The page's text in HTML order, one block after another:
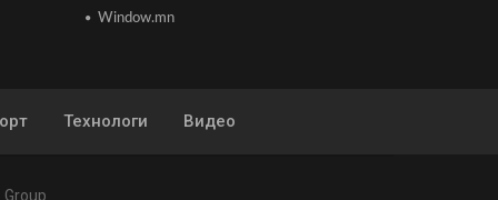
Major-2026 тэмцээнийг
ТЦА: Согтуугаар автомашин
Window.mn
Технологи Видео
Group